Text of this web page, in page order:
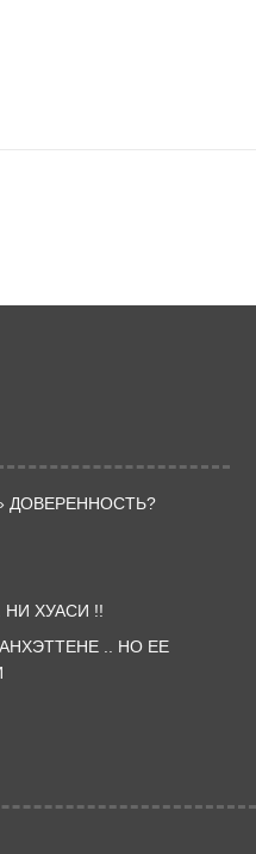
ДОВЕРЕННОСТЬ?
ХУАСИ !!
.. НО ЕЕ